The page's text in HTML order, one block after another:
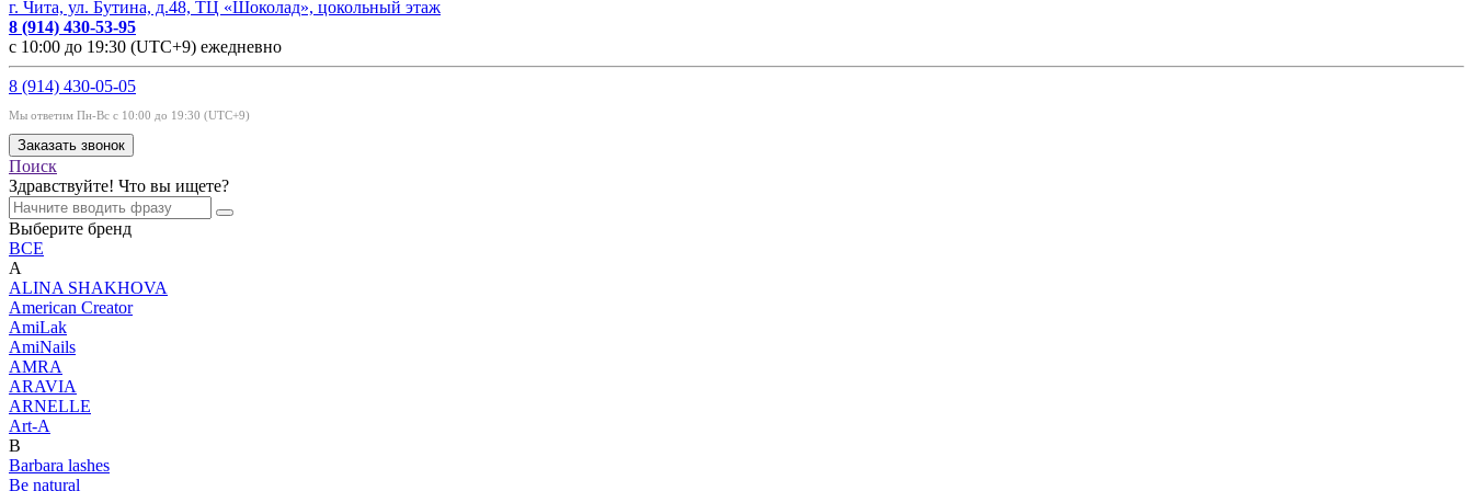
г. Чита, ул. Бутина, д.48, ТЦ «Шоколад», цокольный этаж
8 (914) 430-53-95
с 10:00 до 19:30 (UTC+9) ежедневно
8 (914) 430-05-05
Мы ответим Пн-Вс с 10:00 до 19:30 (UTC+9)
Заказать звонок
Поиск
Здравствуйте! Что вы ищете?
Выберите бренд
ВСЕ
A
ALINA SHAKHOVA
American Creator
AmiLak
AmiNails
AMRA
ARAVIA
ARNELLE
Art-A
B
Barbara lashes
Be natural